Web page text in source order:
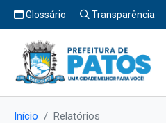
Glossário Transparência
Início Relatórios